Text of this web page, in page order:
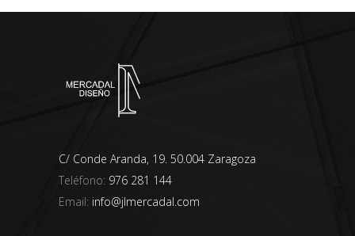
C/ Conde Aranda, 19. 50.004 Zaragoza
Teléfono: 976 281 144
Email: info@jlmercadal.com